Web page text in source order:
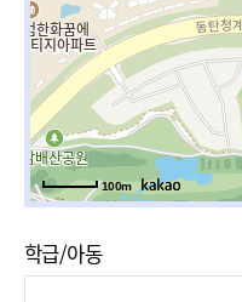
100m
학급/아동